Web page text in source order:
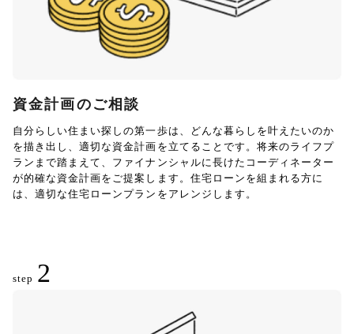
資金計画のご相談
自分らしい住まい探しの第一歩は、どんな暮らしを叶えたいのか
を描き出し、適切な資金計画を立てることです。将来のライフプ
ランまで踏まえて、ファイナンシャルに長けたコーディネーター
が的確な資金計画をご提案します。住宅ローンを組まれる方に
は、適切な住宅ローンプランをアレンジします。
step 2